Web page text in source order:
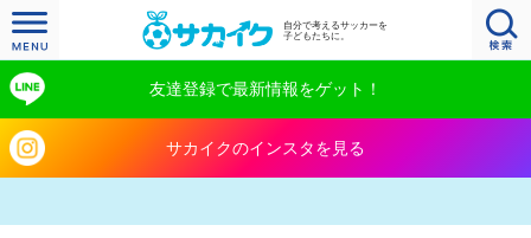
自分で考えるサッカーを
子どもたちに。
友達登録で最新情報をゲット！
サカイクのインスタを見る